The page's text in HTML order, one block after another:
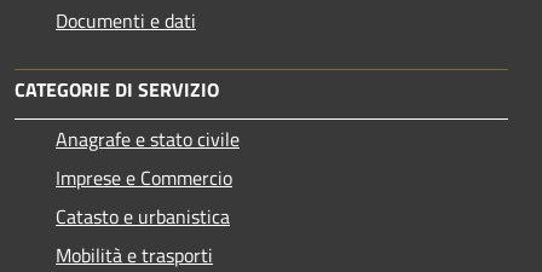
Documenti e dati
CATEGORIE DI SERVIZIO
Anagrafe e stato civile
Imprese e Commercio
Catasto e urbanistica
Mobilità e trasporti